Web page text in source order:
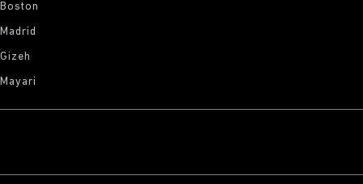
Boston
Madrid
Gizeh
Mayari